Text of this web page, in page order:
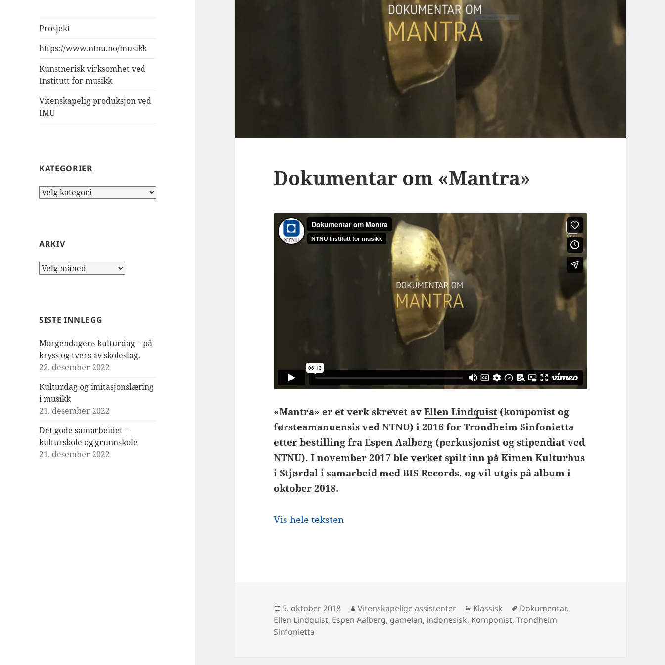
Prosjekt
https://www.ntnu.no/musikk
Kunstnerisk virksomhet ved
Institutt for musikk
Vitenskapelig produksjon ved
IMU
KATEGORIER
Kategorier
ARKIV
Arkiv
SISTE INNLEGG
Morgendagens kulturdag – på
kryss og tvers av skoleslag.
22. desember 2022
Kulturdag og imitasjonslæring
i musikk
21. desember 2022
Det gode samarbeidet –
kulturskole og grunnskole
21. desember 2022
Dokumentar om «Mantra»
«Mantra» er et verk skrevet avEllen Lindquist (komponist og
førsteamanuensis ved NTNU) i 2016 for Trondheim Sinfonietta
etter bestilling fraEspen Aalberg (perkusjonist og stipendiat ved
NTNU). I november 2017 ble verket spilt inn på Kimen Kulturhus
i Stjørdal i samarbeid med BIS Records, og vil utgis på album i
oktober 2018.
Vis hele teksten
Publisert
5. oktober 2018 Forfatter
Vitenskapelige assistenter Kategorier
Klassisk Stikkord
Dokumentar,
Ellen Lindquist, Espen Aalberg, gamelan, indonesisk, Komponist,Trondheim
Sinfonietta